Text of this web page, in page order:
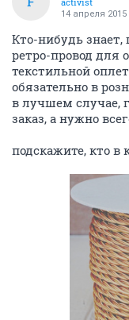
14 апреля 2015
Кто-нибудь
ретро-провод для
текстильной
обязательно в
в лучшем случае,
заказ, а нужно
подскажите, кто в